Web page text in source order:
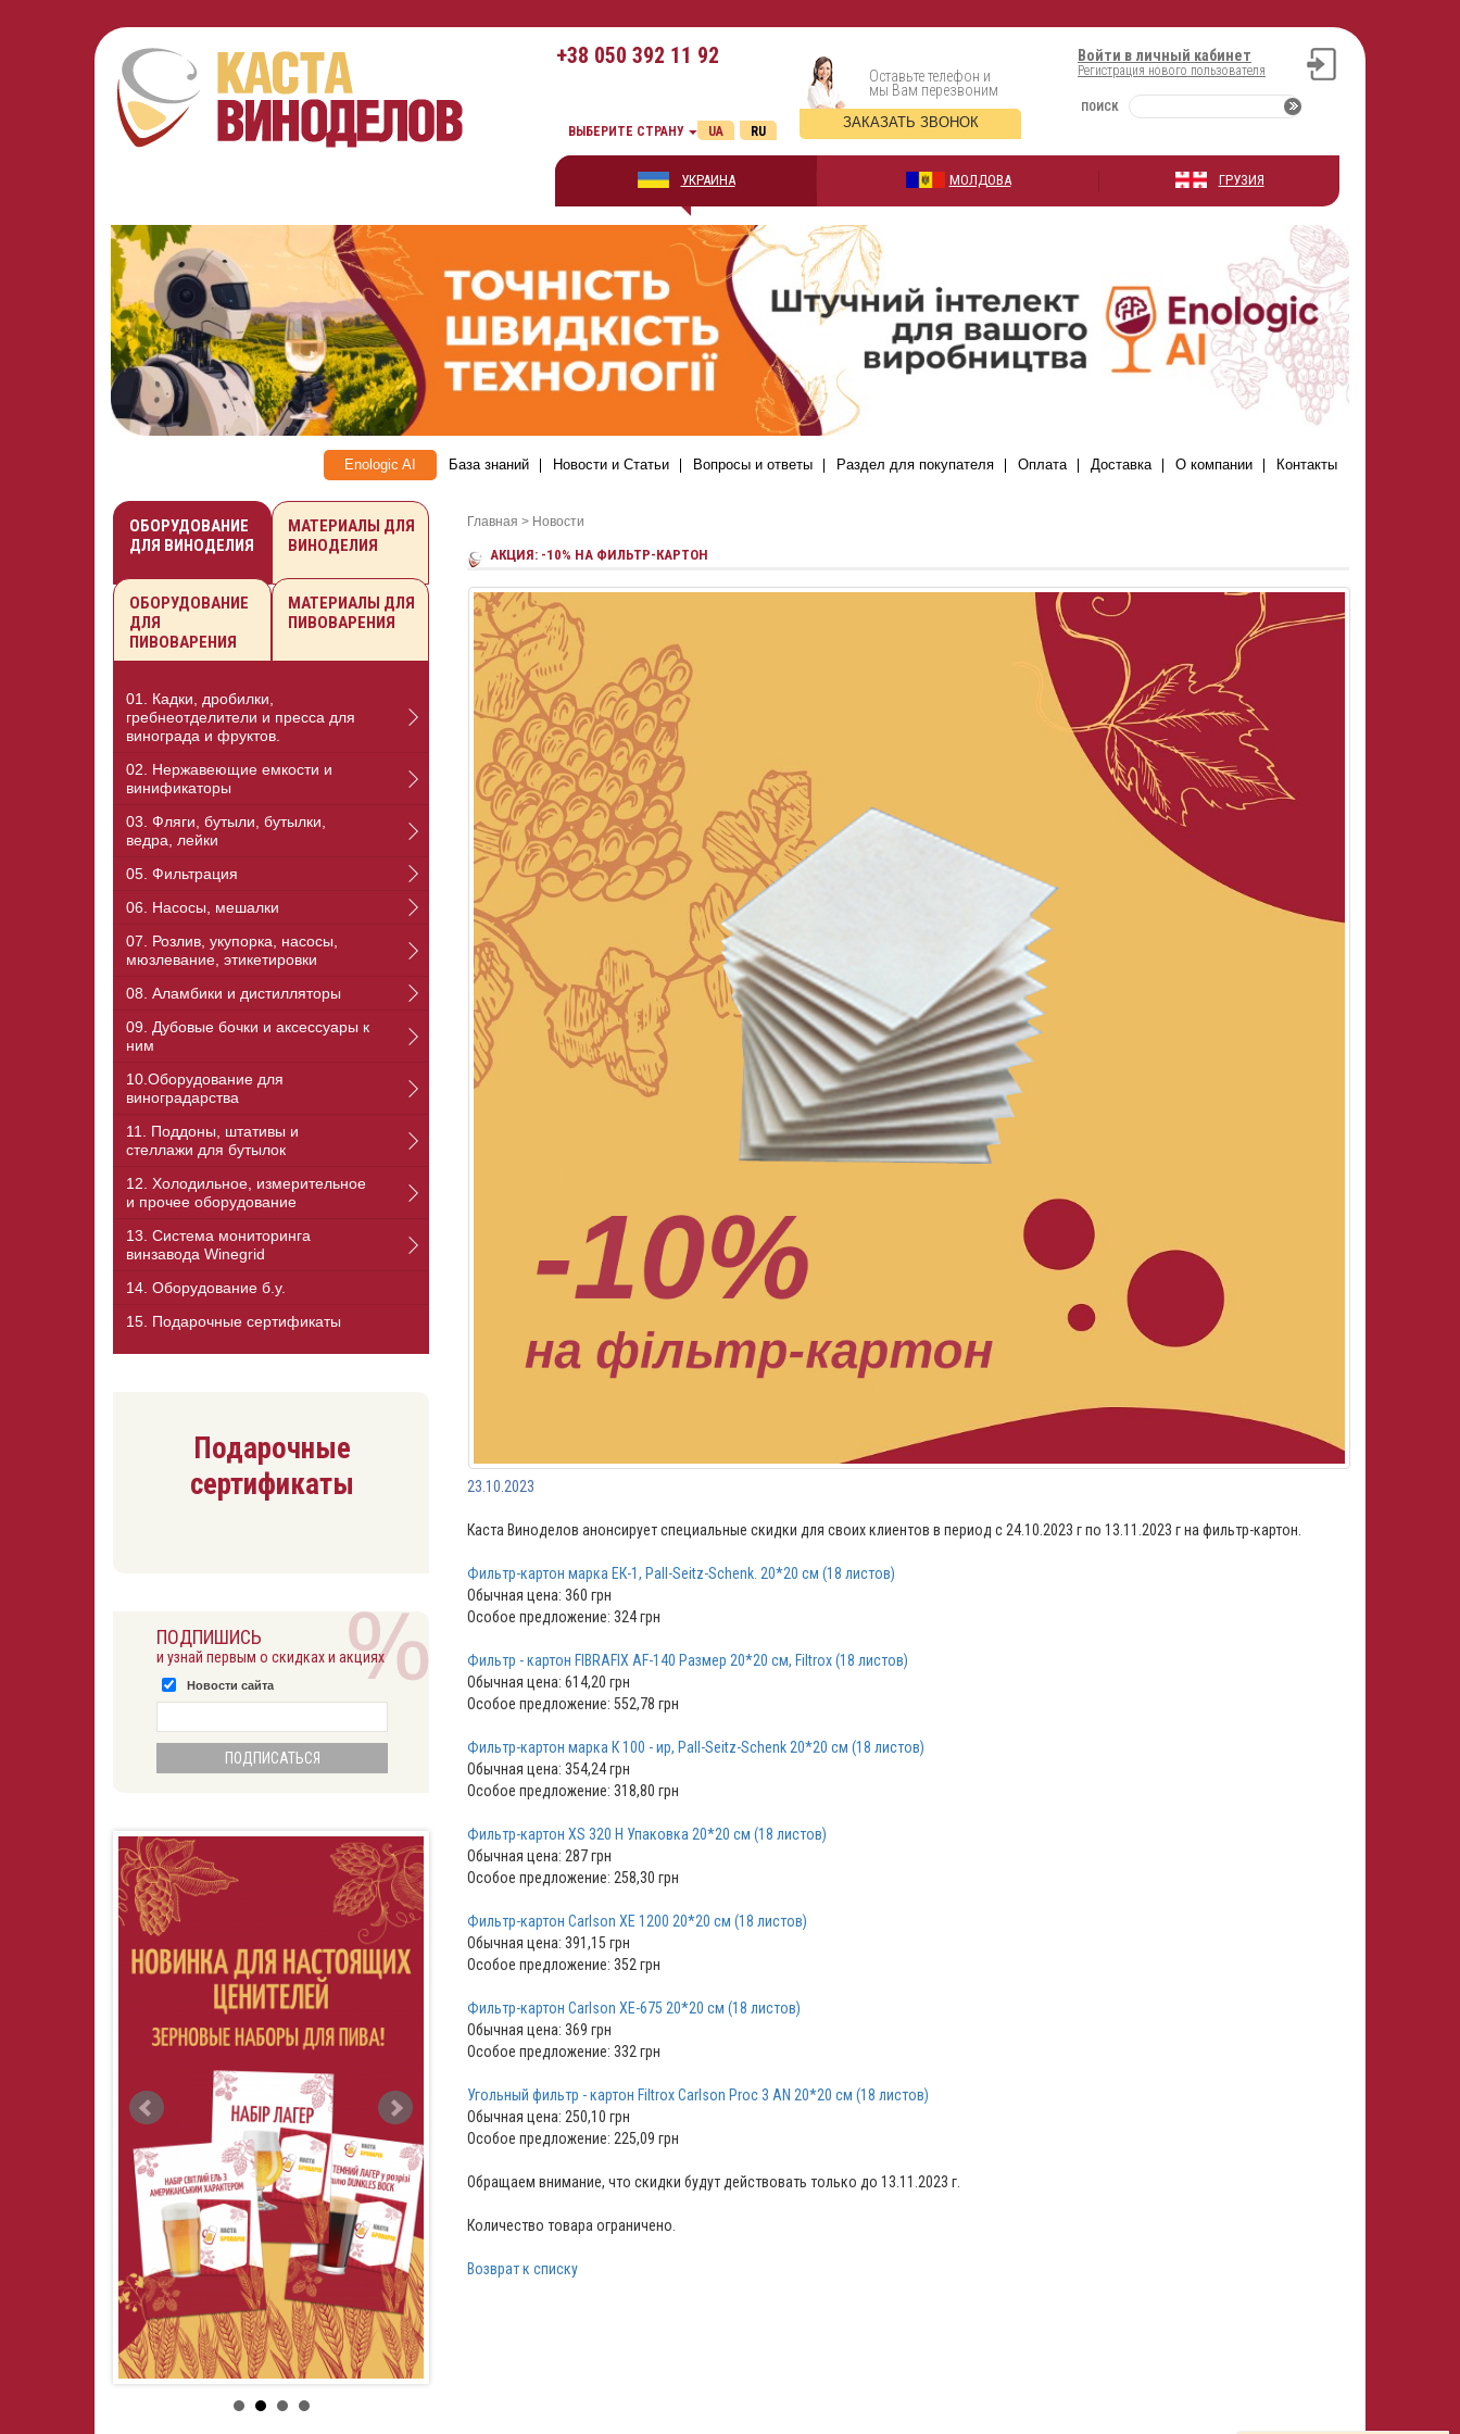
+38 050 392 11 92 Войти в личный кабинет
Регистрация нового пользователя
ПОИСК
Оставьте телефон и
мы Вам перезвоним
ЗАКАЗАТЬ ЗВОНОК
ВЫБЕРИТЕ СТРАНУ RU
UA
УКРАИНА МОЛДОВА ГРУЗИЯ
Enologic AI База знаний Новости и Статьи Вопросы и ответы Раздел для покупателя Оплата Доставка О компании Контакты
Главная > Новости
АКЦИЯ: -10% НА ФИЛЬТР-КАРТОН
23.10.2023
Каста Виноделов анонсирует специальные скидки для своих клиентов в период с 24.10.2023 г по 13.11.2023 г на фильтр-картон.
Фильтр-картон марка ЕК-1, Pall-Seitz-Schenk. 20*20 см (18 листов)
Обычная цена: 360 грн
Особое предложение: 324 грн
Фильтр - картон FIBRAFIX AF-140 Размер 20*20 см, Filtrox (18 листов)
Обычная цена: 614,20 грн
Особое предложение: 552,78 грн
Фильтр-картон марка К 100 - ир, Pall-Seitz-Schenk 20*20 см (18 листов)
Обычная цена: 354,24 грн
Особое предложение: 318,80 грн
Фильтр-картон ХS 320 Н Упаковка 20*20 см (18 листов)
Обычная цена: 287 грн
Особое предложение: 258,30 грн
Фильтр-картон Carlson ХЕ 1200 20*20 см (18 листов)
Обычная цена: 391,15 грн
Особое предложение: 352 грн
Фильтр-картон Carlson ХЕ-675 20*20 см (18 листов)
Обычная цена: 369 грн
Особое предложение: 332 грн
Угольный фильтр - картон Filtrox Carlson Proc 3 AN 20*20 см (18 листов)
Обычная цена: 250,10 грн
Особое предложение: 225,09 грн
Обращаем внимание, что скидки будут действовать только до 13.11.2023 г.
Количество товара ограничено.
Возврат к списку
ОБОРУДОВАНИЕ
ДЛЯ ВИНОДЕЛИЯ
МАТЕРИАЛЫ ДЛЯ
ВИНОДЕЛИЯ
ОБОРУДОВАНИЕ
ДЛЯ
ПИВОВАРЕНИЯ
МАТЕРИАЛЫ ДЛЯ
ПИВОВАРЕНИЯ
01. Кадки, дробилки,
гребнеотделители и пресса для
винограда и фруктов.
02. Нержавеющие емкости и
винификаторы
03. Фляги, бутыли, бутылки,
ведра, лейки
05. Фильтрация
06. Насосы, мешалки
07. Розлив, укупорка, насосы,
мюзлевание, этикетировки
08. Аламбики и дистилляторы
09. Дубовые бочки и аксессуары к
ним
10.Оборудование для
виноградарства
11. Поддоны, штативы и
стеллажи для бутылок
12. Холодильное, измерительное
и прочее оборудование
13. Cистема мониторинга
винзавода Winegrid
14. Оборудование б.у.
15. Подарочные сертификаты
Подарочные
сертификаты
ПОДПИШИСЬ
и узнай первым о скидках и акциях
Новости сайта